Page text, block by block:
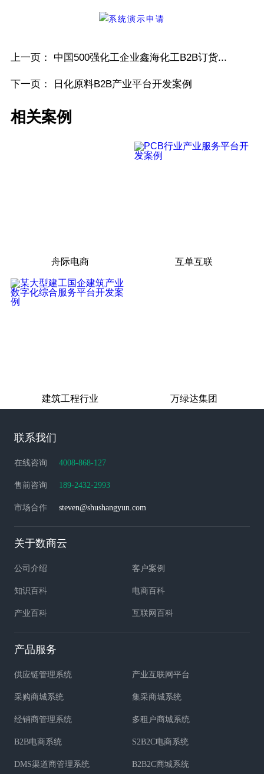
上一页： 中国500强化工企业鑫海化工B2B订货...
下一页： 日化原料B2B产业平台开发案例
相关案例
舟际电商 互单互联
建筑工程行业 万绿达集团
联系我们
在线咨询 4008-868-127
售前咨询 189-2432-2993
市场合作 steven@shushangyun.com
关于数商云
公司介绍 客户案例
知识百科 电商百科
产业百科 互联网百科
产品服务
供应链管理系统 产业互联网平台
采购商城系统 集采商城系统
经销商管理系统 多租户商城系统
B2B电商系统 S2B2C电商系统
DMS渠道商管理系统 B2B2C商城系统